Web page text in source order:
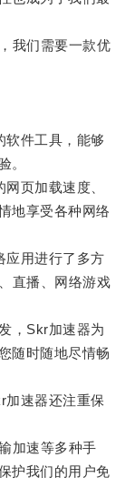
我们需要一款优
件工具，能够
。
页加载速度、
地享受各种网络
用进行了多方
直播、网络游戏
，Skr加速器为
随时随地尽情畅
速器还注重保
加速等多种手
护我们的用户免